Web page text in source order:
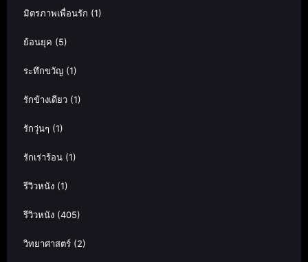
มิตรภาพเพื่อนรัก (1)
ย้อนยุค (5)
ระทึกขวัญ (1)
รักข้างเดียว (1)
รักวุ่นๆ (1)
รักเร่าร้อน (1)
รีวิวหนัง (1)
รีวิวหนัง (405)
วิทยาศาสตร์ (2)